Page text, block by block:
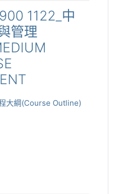
1122_中
管理
大綱(Course Outline)